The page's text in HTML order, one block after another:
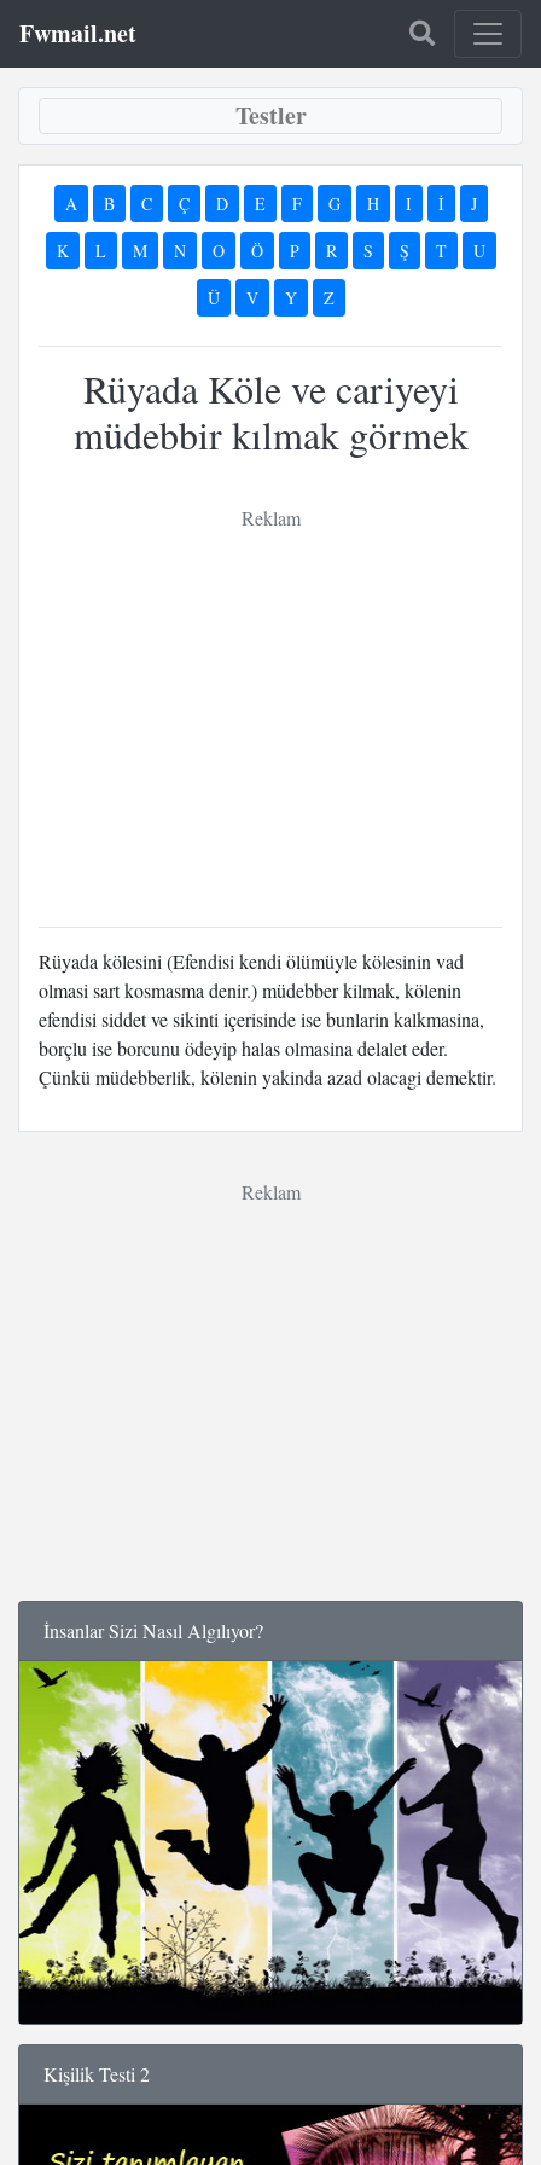
Fwmail.net
Testler
A B C Ç D E F G H I İ J
K L M N O Ö P R S Ş T U
Ü V Y Z
Rüyada Köle ve cariyeyi
müdebbir kılmak görmek
Reklam
Rüyada kölesini (Efendisi kendi ölümüyle kölesinin vad
olmasi sart kosmasma denir.) müdebber kilmak, kölenin
efendisi siddet ve sikinti içerisinde ise bunlarin kalkmasina,
borçlu ise borcunu ödeyip halas olmasina delalet eder.
Çünkü müdebberlik, kölenin yakinda azad olacagi demektir.
Reklam
İnsanlar Sizi Nasıl Algılıyor?
Kişilik Testi 2